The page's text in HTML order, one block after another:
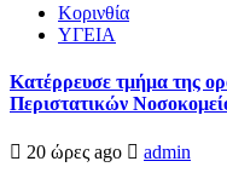
Κορινθία
ΥΓΕΙΑ
Kατέρρευσε τμήμα της
Περιστατικών
20 ώρες ago admin